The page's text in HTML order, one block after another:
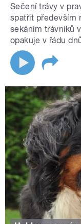
Sečení trávy v
spatřit především
sekáním trávníků
opakuje v řádu